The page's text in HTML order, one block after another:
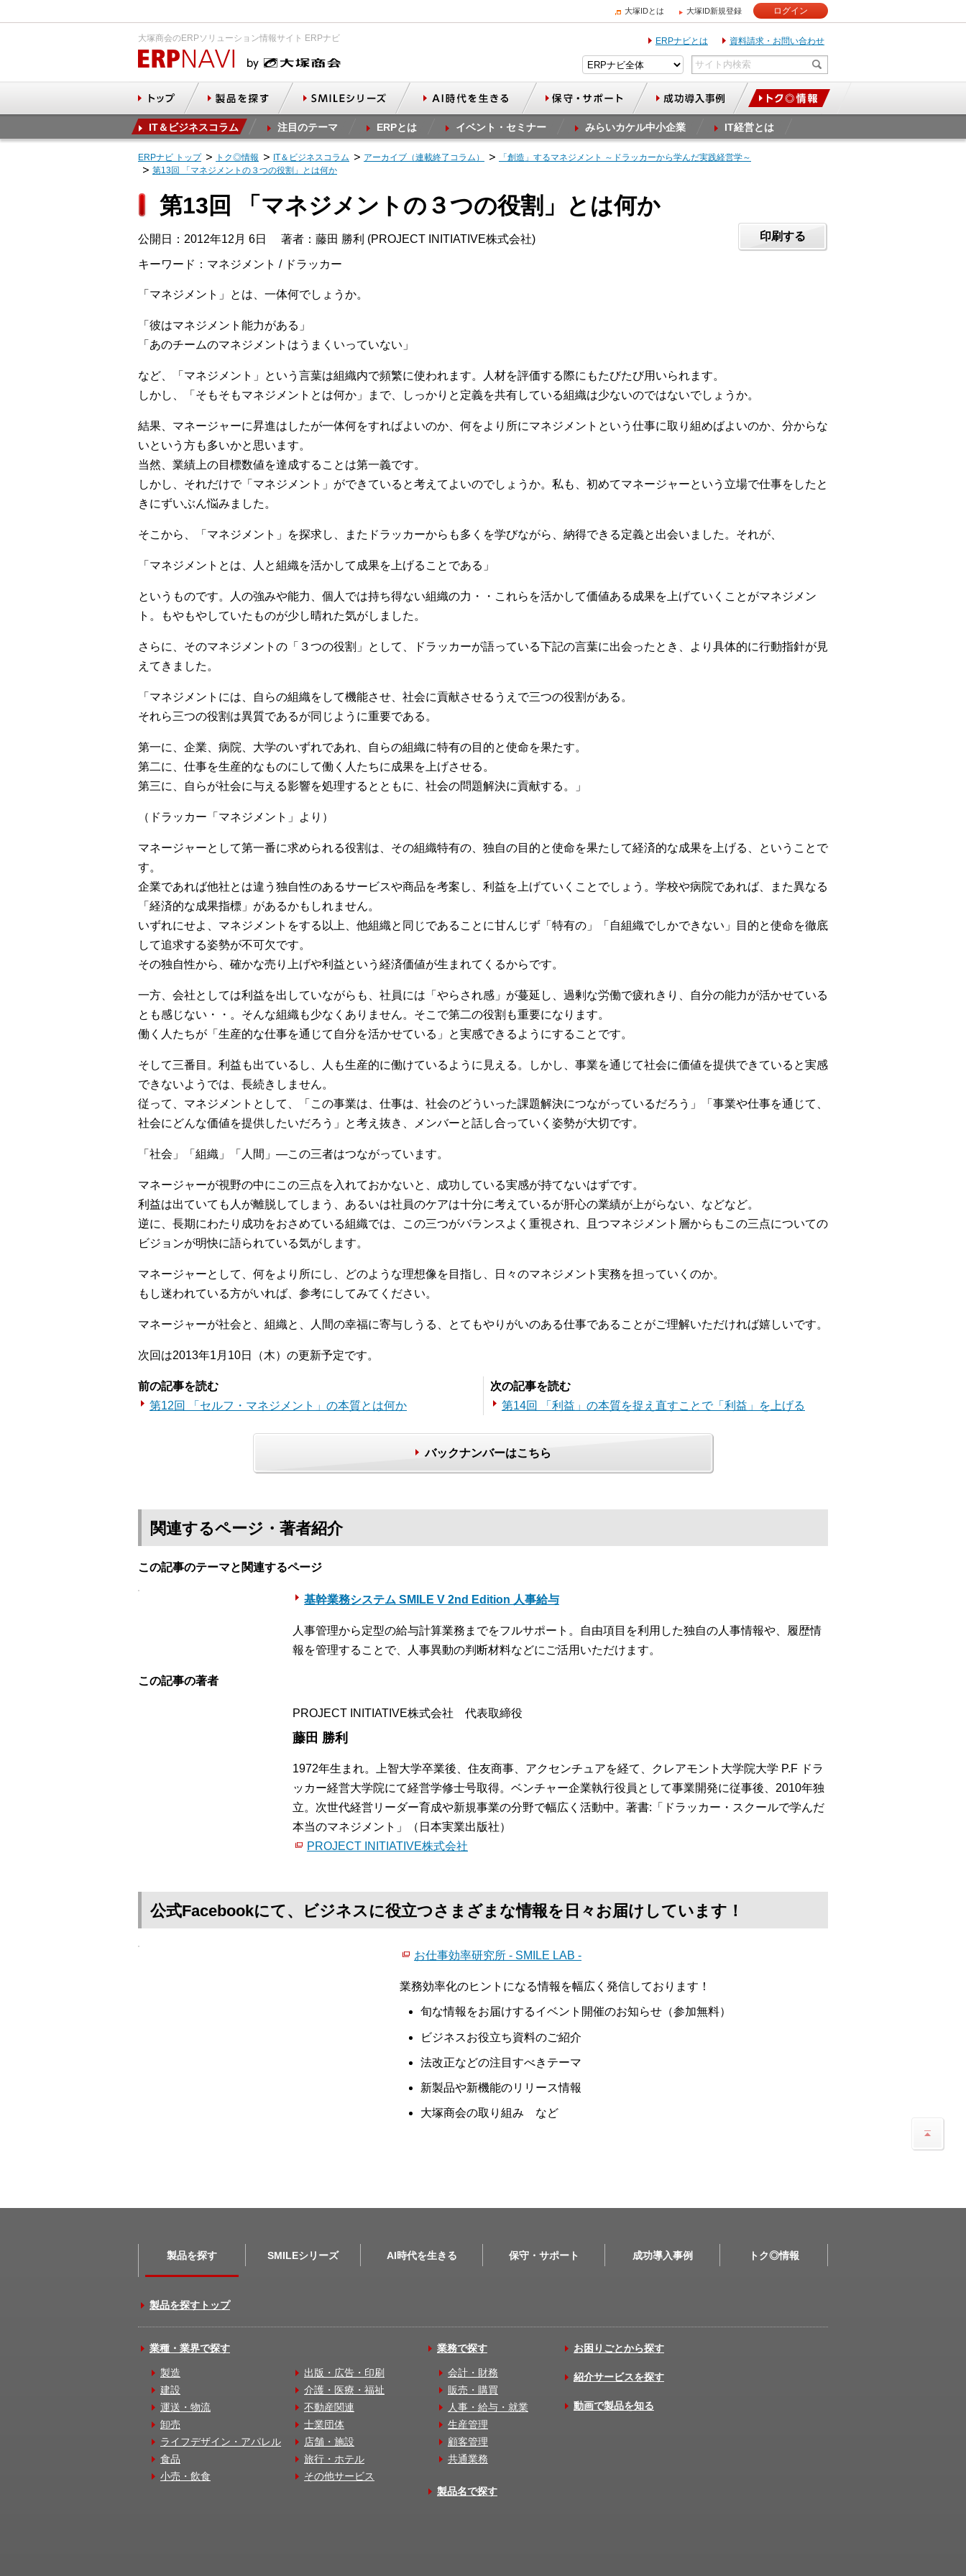
大塚IDとは 大塚ID新規登録 ログイン
大塚商会のERPソリューション情報サイト ERPナビ ERPナビとは 資料請求・お問い合わせ
IT＆ビジネスコラム 注目のテーマ ERPとは イベント・セミナー みらいカケル中小企業 IT経営とは
ERPナビ トップ トク◎情報 IT＆ビジネスコラム アーカイブ（連載終了コラム）
「創造」するマネジメント ～ドラッカーから学んだ実践経営学～
第13回 「マネジメントの３つの役割」とは何か
第13回 「マネジメントの３つの役割」とは何か
公開日：2012年12月 6日 著者：藤田 勝利 (PROJECT INITIATIVE株式会社)
キーワード：マネジメント / ドラッカー
印刷する
「マネジメント」とは、一体何でしょうか。
「彼はマネジメント能力がある」
「あのチームのマネジメントはうまくいっていない」
など、「マネジメント」という言葉は組織内で頻繁に使われます。人材を評価する際にもたびたび用いられます。
しかし、「そもそもマネジメントとは何か」まで、しっかりと定義を共有している組織は少ないのではないでしょうか。
結果、マネージャーに昇進はしたが一体何をすればよいのか、何をより所にマネジメントという仕事に取り組めばよいのか、分からな
いという方も多いかと思います。
当然、業績上の目標数値を達成することは第一義です。
しかし、それだけで「マネジメント」ができていると考えてよいのでしょうか。私も、初めてマネージャーという立場で仕事をしたと
きにずいぶん悩みました。
そこから、「マネジメント」を探求し、またドラッカーからも多くを学びながら、納得できる定義と出会いました。それが、
「マネジメントとは、人と組織を活かして成果を上げることである」
というものです。人の強みや能力、個人では持ち得ない組織の力・・これらを活かして価値ある成果を上げていくことがマネジメン
ト。もやもやしていたものが少し晴れた気がしました。
さらに、そのマネジメントの「３つの役割」として、ドラッカーが語っている下記の言葉に出会ったとき、より具体的に行動指針が見
えてきました。
「マネジメントには、自らの組織をして機能させ、社会に貢献させるうえで三つの役割がある。
それら三つの役割は異質であるが同じように重要である。
第一に、企業、病院、大学のいずれであれ、自らの組織に特有の目的と使命を果たす。
第二に、仕事を生産的なものにして働く人たちに成果を上げさせる。
第三に、自らが社会に与える影響を処理するとともに、社会の問題解決に貢献する。」
（ドラッカー「マネジメント」より）
マネージャーとして第一番に求められる役割は、その組織特有の、独自の目的と使命を果たして経済的な成果を上げる、ということで
す。
企業であれば他社とは違う独自性のあるサービスや商品を考案し、利益を上げていくことでしょう。学校や病院であれば、また異なる
「経済的な成果指標」があるかもしれません。
いずれにせよ、マネジメントをする以上、他組織と同じであることに甘んじず「特有の」「自組織でしかできない」目的と使命を徹底
して追求する姿勢が不可欠です。
その独自性から、確かな売り上げや利益という経済価値が生まれてくるからです。
一方、会社としては利益を出していながらも、社員には「やらされ感」が蔓延し、過剰な労働で疲れきり、自分の能力が活かせている
とも感じない・・。そんな組織も少なくありません。そこで第二の役割も重要になります。
働く人たちが「生産的な仕事を通じて自分を活かせている」と実感できるようにすることです。
そして三番目。利益も出ているし、人も生産的に働けているように見える。しかし、事業を通じて社会に価値を提供できていると実感
できないようでは、長続きしません。
従って、マネジメントとして、「この事業は、仕事は、社会のどういった課題解決につながっているだろう」「事業や仕事を通じて、
社会にどんな価値を提供したいだろう」と考え抜き、メンバーと話し合っていく姿勢が大切です。
「社会」「組織」「人間」—この三者はつながっています。
マネージャーが視野の中にこの三点を入れておかないと、成功している実感が持てないはずです。
利益は出ていても人が離脱してしまう、あるいは社員のケアは十分に考えているが肝心の業績が上がらない、などなど。
逆に、長期にわたり成功をおさめている組織では、この三つがバランスよく重視され、且つマネジメント層からもこの三点についての
ビジョンが明快に語られている気がします。
マネージャーとして、何をより所にし、どのような理想像を目指し、日々のマネジメント実務を担っていくのか。
もし迷われている方がいれば、参考にしてみてください。
マネージャーが社会と、組織と、人間の幸福に寄与しうる、とてもやりがいのある仕事であることがご理解いただければ嬉しいです。
次回は2013年1月10日（木）の更新予定です。
前の記事を読む
第12回 「セルフ・マネジメント」の本質とは何か
次の記事を読む
第14回 「利益」の本質を捉え直すことで「利益」を上げる
バックナンバーはこちら
関連するページ・著者紹介
この記事のテーマと関連するページ
基幹業務システム SMILE V 2nd Edition 人事給与
人事管理から定型の給与計算業務までをフルサポート。自由項目を利用した独自の人事情報や、履歴情
報を管理することで、人事異動の判断材料などにご活用いただけます。
この記事の著者
PROJECT INITIATIVE株式会社 代表取締役
藤田 勝利
1972年生まれ。上智大学卒業後、住友商事、アクセンチュアを経て、クレアモント大学院大学 P.F ドラ
ッカー経営大学院にて経営学修士号取得。ベンチャー企業執行役員として事業開発に従事後、2010年独
立。次世代経営リーダー育成や新規事業の分野で幅広く活動中。著書:「ドラッカー・スクールで学んだ
本当のマネジメント」（日本実業出版社）
PROJECT INITIATIVE株式会社
公式Facebookにて、ビジネスに役立つさまざまな情報を日々お届けしています！
お仕事効率研究所 - SMILE LAB -
業務効率化のヒントになる情報を幅広く発信しております！
旬な情報をお届けするイベント開催のお知らせ（参加無料）
ビジネスお役立ち資料のご紹介
法改正などの注目すべきテーマ
新製品や新機能のリリース情報
大塚商会の取り組み など
製品を探す SMILEシリーズ AI時代を生きる 保守・サポート 成功導入事例 トク◎情報
製品を探すトップ
業種・業界で探す
製造
建設
運送・物流
卸売
ライフデザイン・アパレル
食品
小売・飲食
出版・広告・印刷
介護・医療・福祉
不動産関連
士業団体
店舗・施設
旅行・ホテル
その他サービス
業務で探す
会計・財務
販売・購買
人事・給与・就業
生産管理
顧客管理
共通業務
製品名で探す
お困りごとから探す
紹介サービスを探す
動画で製品を知る